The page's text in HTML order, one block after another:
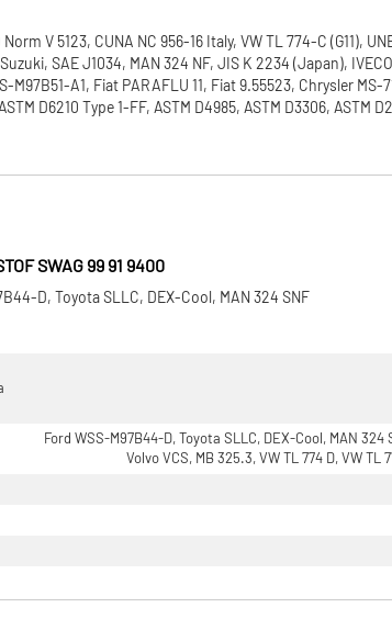
V 5123, CUNA NC 956-16 Italy, VW TL 774-C (G11),
SAE J1034, MAN 324 NF, JIS K 2234 (Japan),
M97B51-A1, Fiat PARAFLU 11, Fiat 9.55523, Chrysler MS-
D6210 Type 1-FF, ASTM D4985, ASTM D3306, ASTM
SWAG 99 91 9400
D, Toyota SLLC, DEX-Cool, MAN 324 SNF
Ford WSS-M97B44-D, Toyota SLLC, DEX-Cool, MAN 324
Volvo VCS, MB 325.3, VW TL 774 D, VW TL